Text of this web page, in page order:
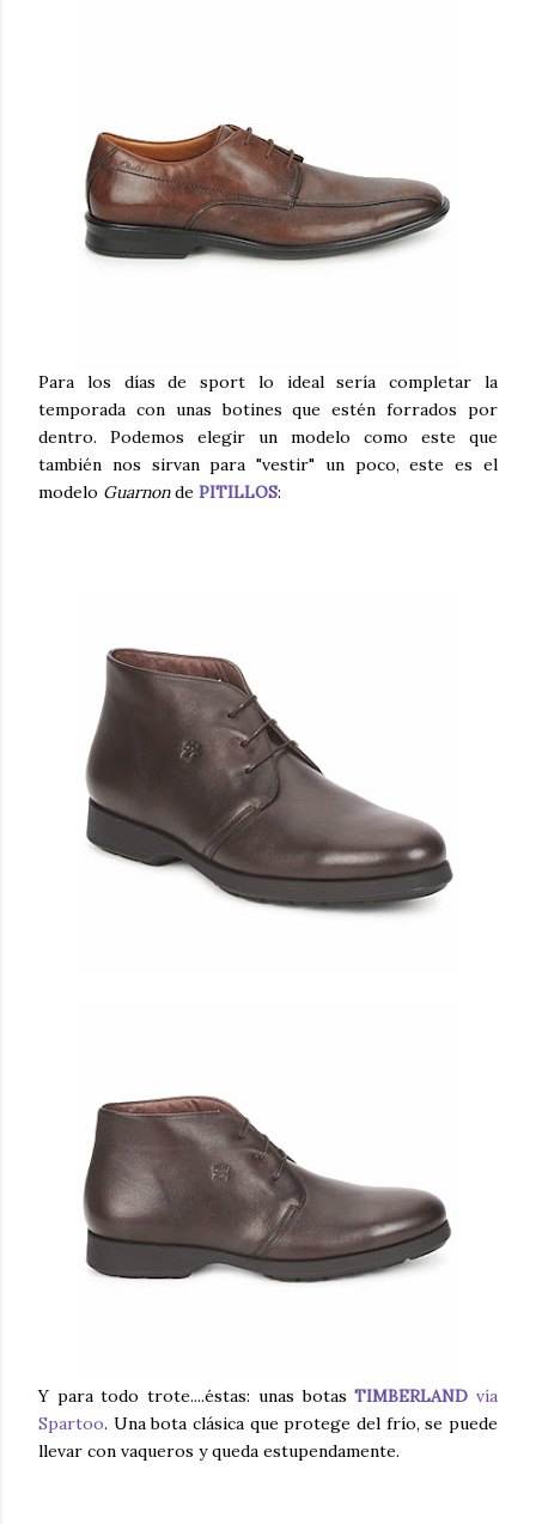
Para los días de sport lo ideal sería completar la
temporada con unas botines que estén forrados por
dentro. Podemos elegir un modelo como este que
también nos sirvan para "vestir" un poco, este es el
modelo Guarnonde PITILLOS:
Y para todo trote....éstas: unas botasTIMBERLANDvía
Spartoo. Una bota clásica que protege del frío, se puede
llevar con vaqueros y queda estupendamente.